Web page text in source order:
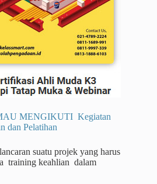
MENGIKUTI Kegiatan
dan Pelatihan
suatu projek yang harus
training keahlian dalam